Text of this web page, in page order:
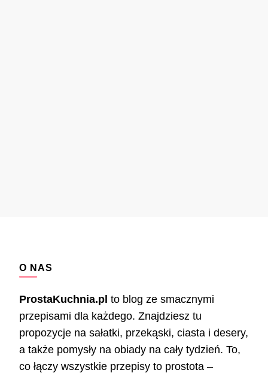
O NAS
ProstaKuchnia.pl to blog ze smacznymi
przepisami dla każdego. Znajdziesz tu
propozycje na sałatki, przekąski, ciasta i desery,
a także pomysły na obiady na cały tydzień. To,
co łączy wszystkie przepisy to prostota –